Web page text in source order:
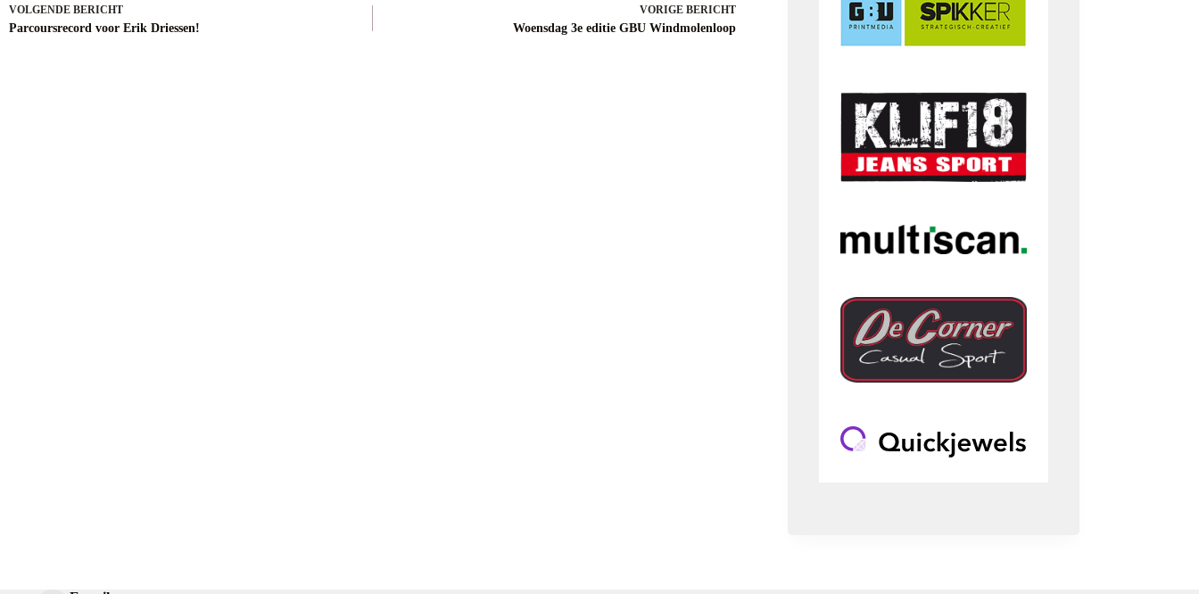
VORIGE BERICHT
Woensdag 3e editie GBU Windmolenloop
VOLGENDE BERICHT
Parcoursrecord voor Erik Driessen!